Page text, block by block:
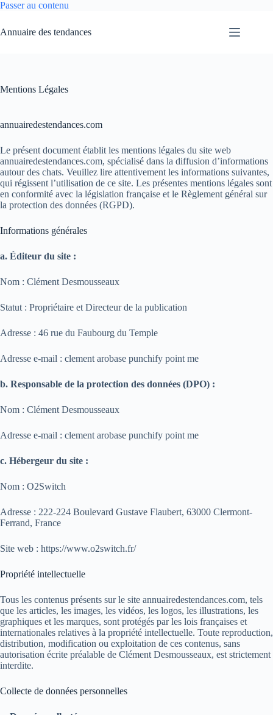
Passer au contenu
Annuaire des tendances
Mentions Légales
annuairedestendances.com
Le présent document établit les mentions légales du site web
annuairedestendances.com, spécialisé dans la diffusion d’informations
autour des chats. Veuillez lire attentivement les informations suivantes,
qui régissent l’utilisation de ce site. Les présentes mentions légales sont
en conformité avec la législation française et le Règlement général sur
la protection des données (RGPD).
Informations générales
a. Éditeur du site :
Nom : Clément Desmousseaux
Statut : Propriétaire et Directeur de la publication
Adresse : 46 rue du Faubourg du Temple
Adresse e-mail : clement arobase punchify point me
b. Responsable de la protection des données (DPO) :
Nom : Clément Desmousseaux
Adresse e-mail : clement arobase punchify point me
c. Hébergeur du site :
Nom : O2Switch
Adresse : 222-224 Boulevard Gustave Flaubert, 63000 Clermont-
Ferrand, France
Site web : https://www.o2switch.fr/
Propriété intellectuelle
Tous les contenus présents sur le site annuairedestendances.com, tels
que les articles, les images, les vidéos, les logos, les illustrations, les
graphiques et les marques, sont protégés par les lois françaises et
internationales relatives à la propriété intellectuelle. Toute reproduction,
distribution, modification ou exploitation de ces contenus, sans
autorisation écrite préalable de Clément Desmousseaux, est strictement
interdite.
Collecte de données personnelles